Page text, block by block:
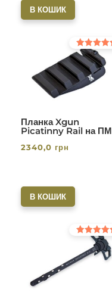
В КОШИК
Планка Xgun
Picatinny Rail на ПМ
Оцінено в
5.00
з 5
2340,0 грн
В КОШИК
Оцінено в
з 5